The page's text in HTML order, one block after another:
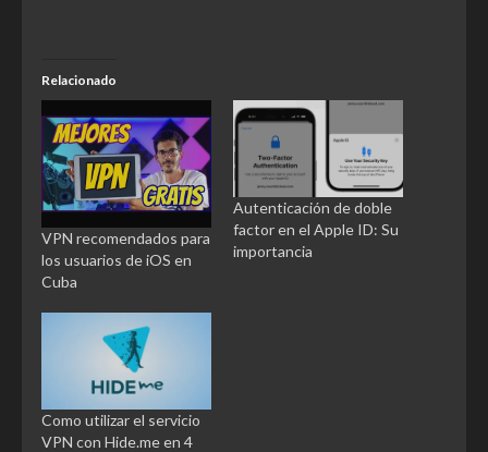
Relacionado
VPN recomendados para
los usuarios de iOS en
Cuba
Autenticación de doble
factor en el Apple ID: Su
importancia
Como utilizar el servicio
VPN con Hide.me en 4